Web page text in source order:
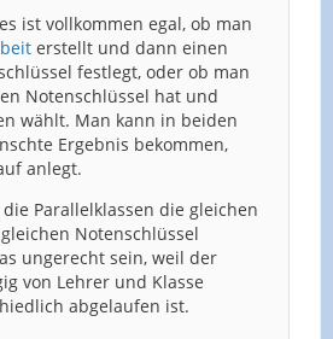
ist vollkommen egal, ob man
erstellt und dann einen
festlegt, oder ob man
Notenschlüssel hat und
wählt. Man kann in beiden
Ergebnis bekommen,
anlegt.
Parallelklassen die gleichen
Notenschlüssel
ungerecht sein, weil der
von Lehrer und Klasse
abgelaufen ist.